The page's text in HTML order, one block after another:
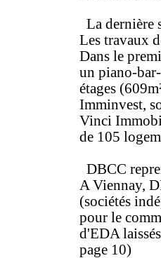
La dernière
Les travaux
Dans le
un piano-bar-
étages
Imminvest,
Vinci
de 105
DBCC
A Viennay,
(sociétés
pour le
d'EDA
page 10)